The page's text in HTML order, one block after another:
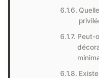
Peut-